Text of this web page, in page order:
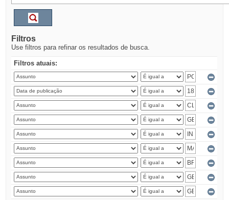
Filtros
Use filtros para refinar os resultados de busca.
Filtros atuais: